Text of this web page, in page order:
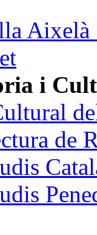
Aixelà
i
de